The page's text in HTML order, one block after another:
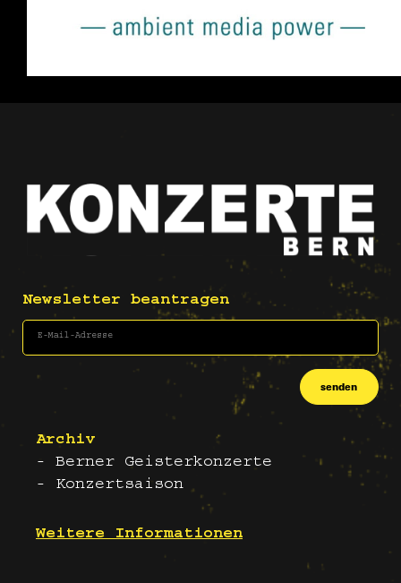
Newsletter beantragen
senden
Archiv
- Berner Geisterkonzerte
- Konzertsaison
Weitere Informationen